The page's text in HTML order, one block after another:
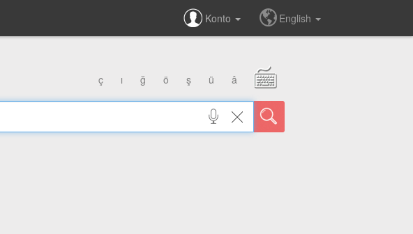
Konto English
ç ı ğ ö ş ü â